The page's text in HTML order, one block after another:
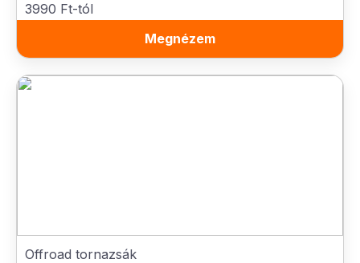
3990 Ft-tól
Megnézem
Offroad tornazsák